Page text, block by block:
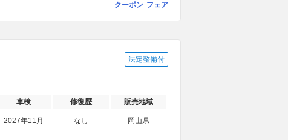
クーポン フェア
法定整備付
車検 修復歴 販売地域
2027年11月 なし 岡山県